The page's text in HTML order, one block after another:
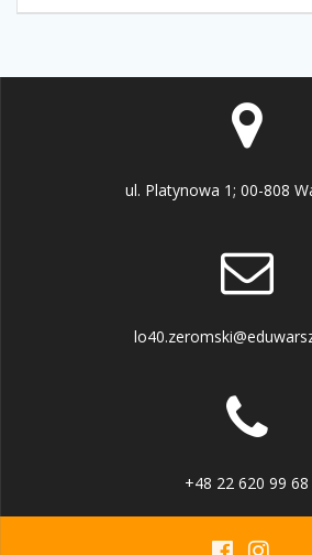
ul. Platynowa 1; 00-808
+48 22 620 99 68